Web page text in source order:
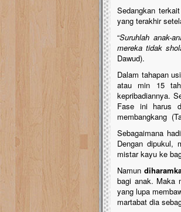
Sedangkan
yang terakhir
“Suruhlah anak-
mereka tidak
Dawud).
Dalam tahapan
atau min 15
kepribadiannya.
Fase ini harus
membangkang
Sebagaimana
Dengan dipukul,
mistar kayu ke
Namun
bagi anak. Maka
yang lupa
martabat dia